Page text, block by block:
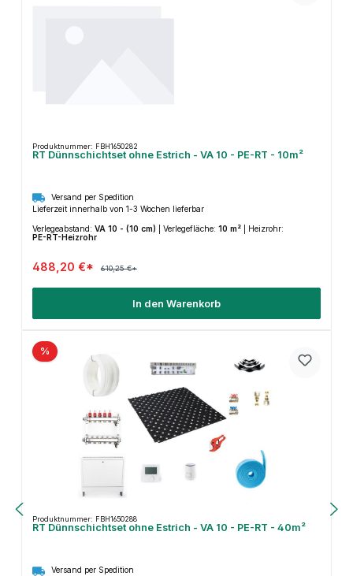
Produktnummer: FBH1650282
RT Dünnschichtset ohne Estrich - VA 10 - PE-RT - 10m²
Versand per Spedition
Lieferzeit innerhalb von 1-3 Wochen lieferbar
Verlegeabstand: VA 10 - (10 cm) Verlegefläche: 10 m²
Heizrohr:
PE-RT-Heizrohr
488,20 €* 610,25 €*
In den Warenkorb
%
Produktnummer: FBH1650288
RT Dünnschichtset ohne Estrich - VA 10 - PE-RT - 40m²
Versand per Spedition